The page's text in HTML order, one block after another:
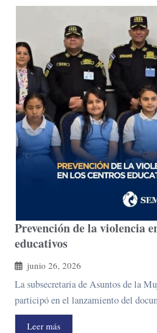
Prevención de la violencia
educativos
junio 26, 2026
La subsecretaria de Asuntos de la
participó en el lanzamiento del
Leer más